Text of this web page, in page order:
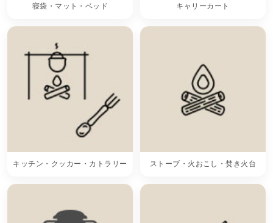
寝袋・マット・ベッド キャリーカート
キッチン・クッカー・カトラリー ストーブ・火おこし・焚き火台